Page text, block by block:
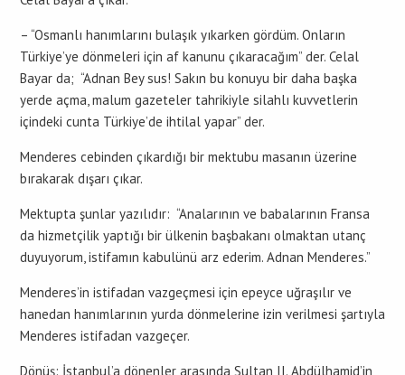
– “Osmanlı hanımlarını bulaşık yıkarken gördüm. Onların
Türkiye’ye dönmeleri için af kanunu çıkaracağım” der. Celal
Bayar da; “Adnan Bey sus! Sakın bu konuyu bir daha başka
yerde açma, malum gazeteler tahrikiyle silahlı kuvvetlerin
içindeki cunta Türkiye’de ihtilal yapar” der.
Menderes cebinden çıkardığı bir mektubu masanın üzerine
bırakarak dışarı çıkar.
Mektupta şunlar yazılıdır: “Analarının ve babalarının Fransa
da hizmetçilik yaptığı bir ülkenin başbakanı olmaktan utanç
duyuyorum, istifamın kabulünü arz ederim. Adnan Menderes.”
Menderes’in istifadan vazgeçmesi için epeyce uğraşılır ve
hanedan hanımlarının yurda dönmelerine izin verilmesi şartıyla
Menderes istifadan vazgeçer.
Dönüş: İstanbul’a dönenler arasında Sultan II. Abdülhamid’in